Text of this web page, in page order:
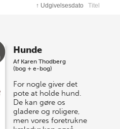
↑ Udgivelsesdato Titel
Hunde
Af Karen Thodberg
(bog + e-bog)
For nogle giver det
pote at holde hund.
De kan gøre os
gladere og roligere,
men vores foretrukne